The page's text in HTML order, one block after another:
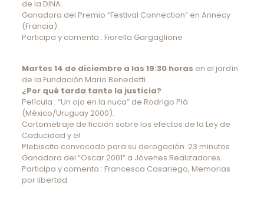
de la DINA.
Ganadora del Premio “Festival Connection” en Annecy
(Francia).
Participa y comenta : Fiorella Gargaglione
Martes 14 de diciembre a las 19:30 horas en el jardín
de la Fundación Mario Benedetti
¿Por qué tarda tanto la justicia?
Película : “Un ojo en la nuca” de Rodrigo Plá
(México/Uruguay 2000).
Cortometraje de ficción sobre los efectos de la Ley de
Caducidad y el
Plebiscito convocado para su derogación. 23 minutos
Ganadora del “Oscar 2001” a Jóvenes Realizadores.
Participa y comenta : Francesca Casariego, Memorias
por libertad.